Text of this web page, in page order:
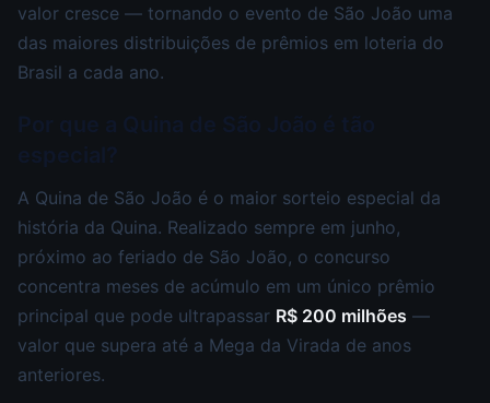
valor cresce — tornando o evento de São João uma
das maiores distribuições de prêmios em loteria do
Brasil a cada ano.
A Quina de São João é o maior sorteio especial da
história da Quina. Realizado sempre em junho,
próximo ao feriado de São João, o concurso
concentra meses de acúmulo em um único prêmio
principal que pode ultrapassar R$ 200 milhões —
valor que supera até a Mega da Virada de anos
anteriores.